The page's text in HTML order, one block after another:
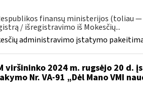
finansų ministerijos (toliau
/ išregistravimo iš Mokesčių...
administravimo įstatymo
2024 m. rugsėjo 20 d.
Nr. VA-91 „Dėl Mano VMI